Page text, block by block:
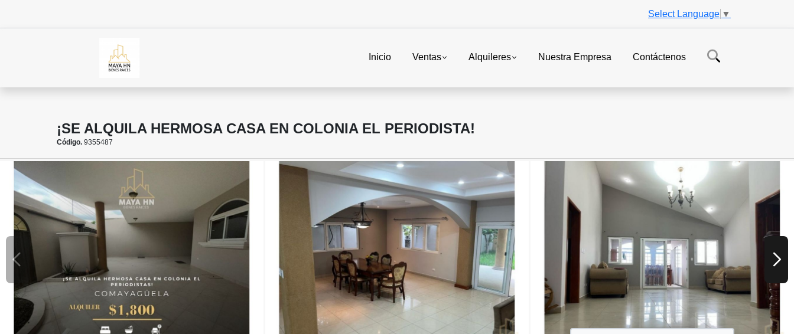
Select Language ▼
Inicio Ventas Alquileres Nuestra Empresa Contáctenos
¡SE ALQUILA HERMOSA CASA EN COLONIA EL PERIODISTA!
Código. 9355487